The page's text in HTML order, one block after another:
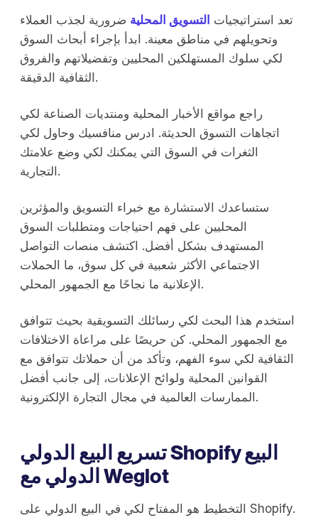
تعد استراتيجيات التسويق المحلية ضرورية لجذب العملاء
وتحويلهم في مناطق معينة. ابدأ بإجراء أبحاث السوق
لكي سلوك المستهلكين المحليين وتفضيلاتهم والفروق
الثقافية الدقيقة.
راجع مواقع الأخبار المحلية ومنتديات الصناعة لكي
اتجاهات التسوق الحديثة. ادرس منافسيك وحاول لكي
الثغرات في السوق التي يمكنك لكي وضع علامتك
التجارية.
ستساعدك الاستشارة مع خبراء التسويق والمؤثرين
المحليين على فهم احتياجات ومتطلبات السوق
المستهدف بشكل أفضل. اكتشف منصات التواصل
الاجتماعي الأكثر شعبية في كل سوق، ما الحملات
الإعلانية ما نجاحًا مع الجمهور المحلي.
استخدم هذا البحث لكي رسائلك التسويقية بحيث تتوافق
مع الجمهور المحلي. كن حريصًا على مراعاة الاختلافات
الثقافية لكي سوء الفهم، وتأكد من أن حملاتك تتوافق مع
القوانين المحلية ولوائح الإعلانات، إلى جانب أفضل
الممارسات العالمية في مجال التجارة الإلكترونية.
تسريع البيع الدولي Shopify البيع
الدولي مع Weglot
التخطيط هو المفتاح لكي في البيع الدولي على Shopify.